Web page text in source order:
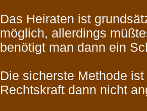
Das Heiraten ist
möglich, allerdings
benötigt man dann ein
Die sicherste Methode
Rechtskraft dann nicht